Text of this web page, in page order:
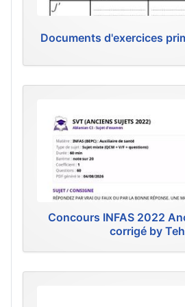
Documents d'exercices
Concours INFAS 2022
corrigé by